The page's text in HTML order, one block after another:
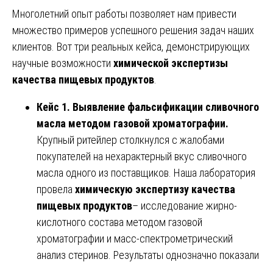
Многолетний опыт работы позволяет нам привести
множество примеров успешного решения задач наших
клиентов. Вот три реальных кейса, демонстрирующих
научные возможности химической экспертизы
качества пищевых продуктов
Кейс 1. Выявление фальсификации сливочного
масла методом газовой хроматографии.
Крупный ритейлер столкнулся с жалобами
покупателей на нехарактерный вкус сливочного
масла одного из поставщиков. Наша лаборатория
провела химическую экспертизу качества
пищевых продуктов– исследование жирно-
кислотного состава методом газовой
хроматографии и масс-спектрометрический
анализ стеринов. Результаты однозначно показали